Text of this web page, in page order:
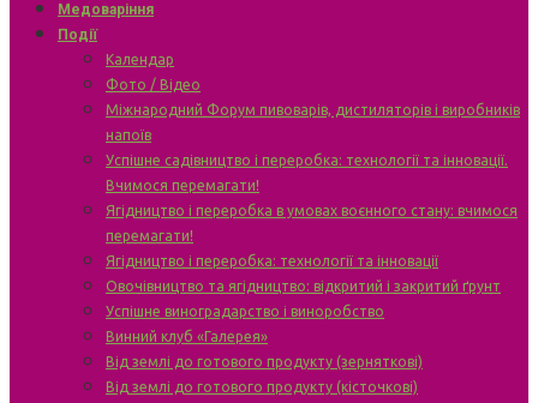
Медоваріння
Події
Календар
Фото / Відео
Міжнародний Форум пивоварів, дистиляторів і виробників
напоїв
Успішне садівництво і переробка: технології та інновації.
Вчимося перемагати!
Ягідництво і переробка в умовах воєнного стану: вчимося
перемагати!
Ягідництво і переробка: технології та інновації
Овочівництво та ягідництво: відкритий і закритий ґрунт
Успішне виноградарство і виноробство
Винний клуб «Галерея»
Від землі до готового продукту (зерняткові)
Від землі до готового продукту (кісточкові)